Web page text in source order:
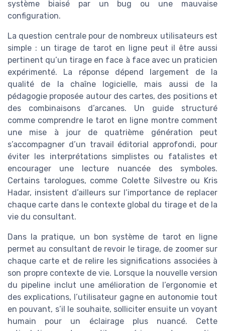
système biaisé par un bug ou une mauvaise
configuration.
La question centrale pour de nombreux utilisateurs est
simple : un tirage de tarot en ligne peut il être aussi
pertinent qu’un tirage en face à face avec un praticien
expérimenté. La réponse dépend largement de la
qualité de la chaîne logicielle, mais aussi de la
pédagogie proposée autour des cartes, des positions et
des combinaisons d’arcanes. Un guide structuré
comme comprendre le tarot en ligne montre comment
une mise à jour de quatrième génération peut
s’accompagner d’un travail éditorial approfondi, pour
éviter les interprétations simplistes ou fatalistes et
encourager une lecture nuancée des symboles.
Certains tarologues, comme Colette Silvestre ou Kris
Hadar, insistent d’ailleurs sur l’importance de replacer
chaque carte dans le contexte global du tirage et de la
vie du consultant.
Dans la pratique, un bon système de tarot en ligne
permet au consultant de revoir le tirage, de zoomer sur
chaque carte et de relire les significations associées à
son propre contexte de vie. Lorsque la nouvelle version
du pipeline inclut une amélioration de l’ergonomie et
des explications, l’utilisateur gagne en autonomie tout
en pouvant, s’il le souhaite, solliciter ensuite un voyant
humain pour un éclairage plus nuancé. Cette